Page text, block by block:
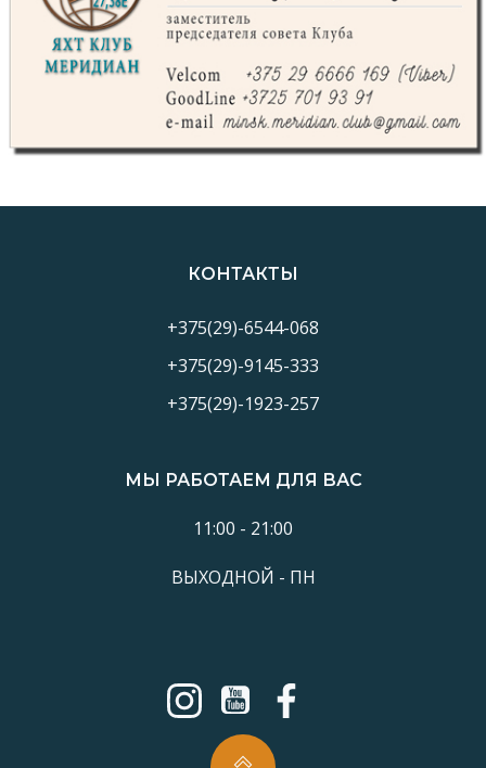
КОНТАКТЫ
+375(29)-6544-068
+375(29)-9145-333
+375(29)-1923-257
МЫ РАБОТАЕМ ДЛЯ ВАС
11:00 - 21:00
ВЫХОДНОЙ - ПН